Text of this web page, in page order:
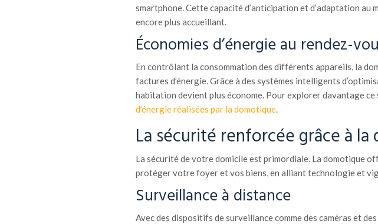
smartphone. Cette capacité d’anticipation et d’adaptation au
encore plus accueillant.
Économies d’énergie au rendez-
En contrôlant la consommation des différents appareils, la
factures d’énergie. Grâce à des systèmes intelligents
habitation devient plus économe. Pour explorer davantage ce
d’énergie réalisées par la domotique.
La sécurité renforcée grâce à
La sécurité de votre domicile est primordiale. La domotique
protéger votre foyer et vos biens, en alliant technologie et
Surveillance à distance
Avec des dispositifs de surveillance comme des caméras et